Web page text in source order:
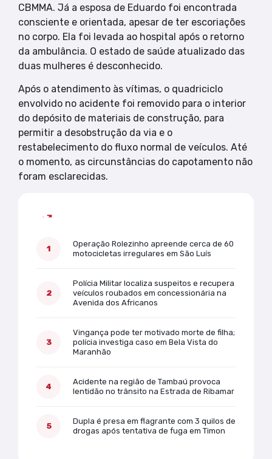
CBMMA. Já a esposa de Eduardo foi encontrada
consciente e orientada, apesar de ter escoriações
no corpo. Ela foi levada ao hospital após o retorno
da ambulância. O estado de saúde atualizado das
duas mulheres é desconhecido.
Após o atendimento às vítimas, o quadriciclo
envolvido no acidente foi removido para o interior
do depósito de materiais de construção, para
permitir a desobstrução da via e o
restabelecimento do fluxo normal de veículos. Até
o momento, as circunstâncias do capotamento não
foram esclarecidas.
Operação Rolezinho apreende cerca de 60
motocicletas irregulares em São Luís
Polícia Militar localiza suspeitos e recupera
veículos roubados em concessionária na
Avenida dos Africanos
Vingança pode ter motivado morte de filha;
polícia investiga caso em Bela Vista do
Maranhão
Acidente na região de Tambaú provoca
lentidão no trânsito na Estrada de Ribamar
Dupla é presa em flagrante com 3 quilos de
drogas após tentativa de fuga em Timon